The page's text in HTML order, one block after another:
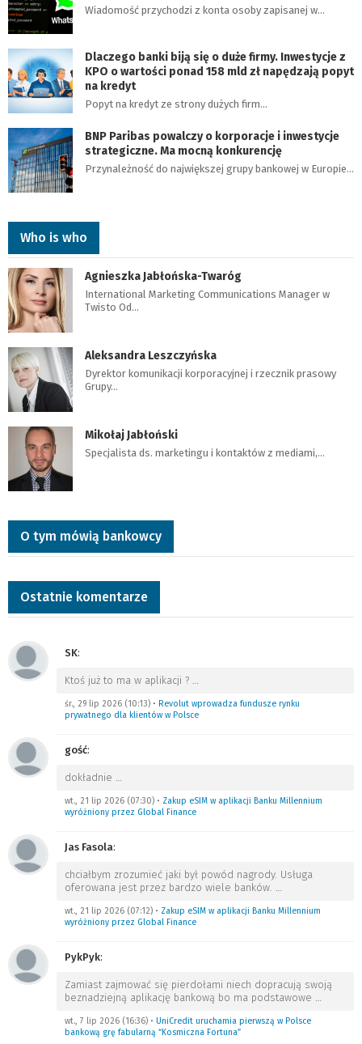
Wiadomość przychodzi z konta osoby zapisanej w…
Dlaczego banki biją się o duże firmy. Inwestycje z
KPO o wartości ponad 158 mld zł napędzają popyt
na kredyt
Popyt na kredyt ze strony dużych firm…
BNP Paribas powalczy o korporacje i inwestycje
strategiczne. Ma mocną konkurencję
Przynależność do największej grupy bankowej w Europie…
Who is who
Agnieszka Jabłońska-Twaróg
International Marketing Communications Manager w
Twisto Od…
Aleksandra Leszczyńska
Dyrektor komunikacji korporacyjnej i rzecznik prasowy
Grupy…
Mikołaj Jabłoński
Specjalista ds. marketingu i kontaktów z mediami,…
O tym mówią bankowcy
Ostatnie komentarze
SK:
Ktoś już to ma w aplikacji ? …
śr., 29 lip 2026 (10:13) • Revolut wprowadza fundusze rynku
prywatnego dla klientów w Polsce
gość:
dokładnie …
wt., 21 lip 2026 (07:30) • Zakup eSIM w aplikacji Banku Millennium
wyróżniony przez Global Finance
Jas Fasola:
chciałbym zrozumieć jaki był powód nagrody. Usługa
oferowana jest przez bardzo wiele banków. …
wt., 21 lip 2026 (07:12) • Zakup eSIM w aplikacji Banku Millennium
wyróżniony przez Global Finance
PykPyk:
Zamiast zajmować się pierdołami niech dopracują swoją
beznadziejną aplikację bankową bo ma podstawowe …
wt., 7 lip 2026 (16:36) • UniCredit uruchamia pierwszą w Polsce
bankową grę fabularną “Kosmiczna Fortuna”